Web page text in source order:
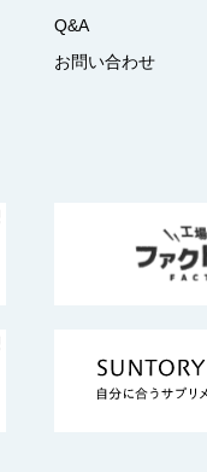
Q&A
お問い合わせ